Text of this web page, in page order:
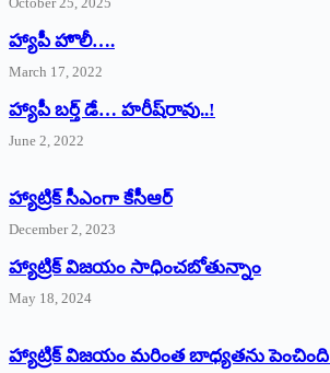
హ్యాపీ హొలీ….
March 17, 2022
హ్యాపీ బర్త్ ‌డే… హరీష్‌రావు..!
June 2, 2022
హ్యాట్రిక్‌ ‌సీఎంగా కేసీఆర్‌
December 2, 2023
హ్యాట్రిక్‌ విజయం సాధించబోతున్నాం
May 18, 2024
హ్యాట్రిక్ విజయం మరింత బాధ్యతను పెంచింది